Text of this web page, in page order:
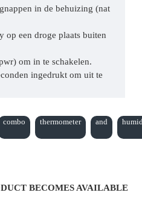
in de behuizing (nat
op een droge plaats buiten
om in te schakelen.
ingedrukt om uit te
(meegeleverd).
couveuses of andere
combo thermometer and
BECOMES AVAILABLE